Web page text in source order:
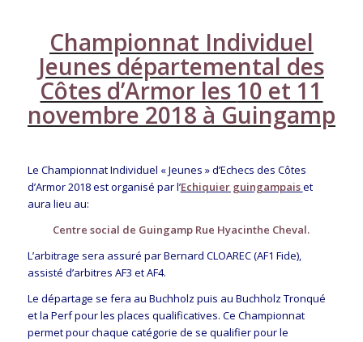
Championnat Individuel
Jeunes départemental des
Côtes d’Armor les 10 et 11
novembre 2018 à Guingamp
Le Championnat Individuel « Jeunes » d’Echecs des Côtes
d’Armor 2018 est organisé par l’Echiquier guingampaiset
aura lieu au:
Centre social de Guingamp Rue Hyacinthe Cheval.
L’arbitrage sera assuré par Bernard CLOAREC (AF1 Fide),
assisté d’arbitres AF3 et AF4.
Le départage se fera au Buchholz puis au Buchholz Tronqué
et la Perfpour les places qualificatives. Ce Championnat
permet pour chaque catégorie de se qualifier pour le